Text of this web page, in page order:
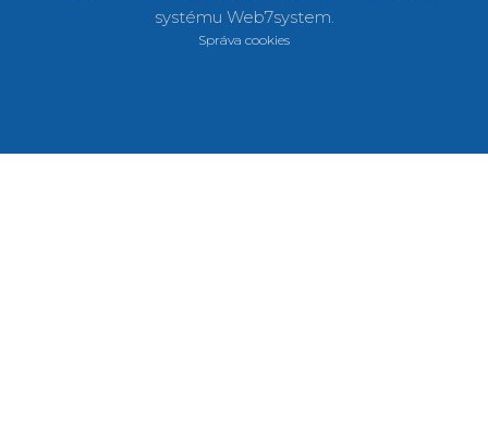
systému Web7system.
Správa cookies